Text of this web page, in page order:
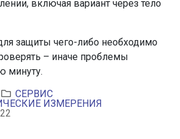
включая вариант через тело
защиты чего-либо необходимо
– иначе проблемы
минуту.
СЕРВИС
ИЗМЕРЕНИЯ